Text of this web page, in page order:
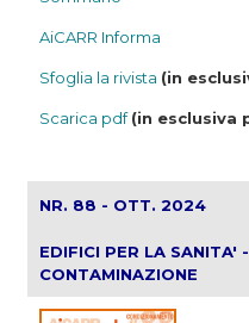
AiCARR Informa
Sfoglia la rivista (in
Scarica pdf (in esclusiva
NR. 88 - OTT. 2024
EDIFICI PER LA SANITA'
CONTAMINAZIONE